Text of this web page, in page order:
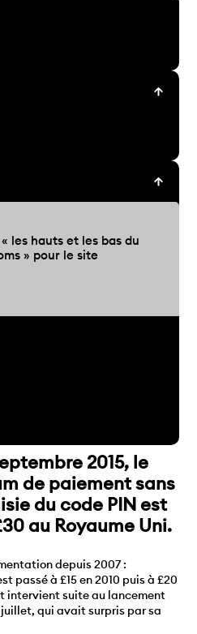
2015, le
de paiement sans
du code PIN est
au Royaume Uni.
depuis 2007 :
passé à £15 en 2010 puis à £20
intervient suite au lancement
qui avait surpris par sa
les hauts et les bas du
» pour le site